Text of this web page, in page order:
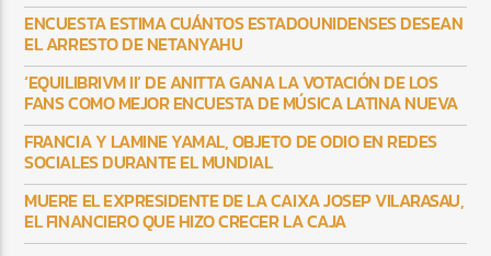
ENCUESTA ESTIMA CUÁNTOS ESTADOUNIDENSES DESEAN
EL ARRESTO DE NETANYAHU
‘EQUILIBRIVM II’ DE ANITTA GANA LA VOTACIÓN DE LOS
FANS COMO MEJOR ENCUESTA DE MÚSICA LATINA NUEVA
FRANCIA Y LAMINE YAMAL, OBJETO DE ODIO EN REDES
SOCIALES DURANTE EL MUNDIAL
MUERE EL EXPRESIDENTE DE LA CAIXA JOSEP VILARASAU,
EL FINANCIERO QUE HIZO CRECER LA CAJA